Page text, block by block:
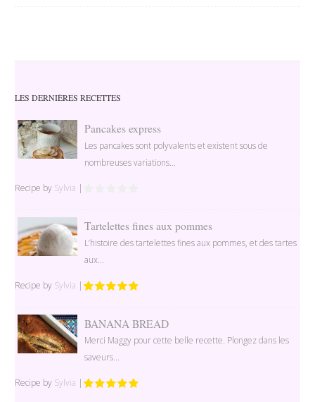
LES DERNIÈRES RECETTES
Pancakes express
Les pancakes sont polyvalents et existent sous de
nombreuses variations...
Recipe by Sylvia |
Tartelettes fines aux pommes
L’histoire des tartelettes fines aux pommes, et des tartes
aux...
Recipe by Sylvia |
BANANA BREAD
Merci Maggy pour cette belle recette. Plongez dans les
saveurs...
Recipe by Sylvia